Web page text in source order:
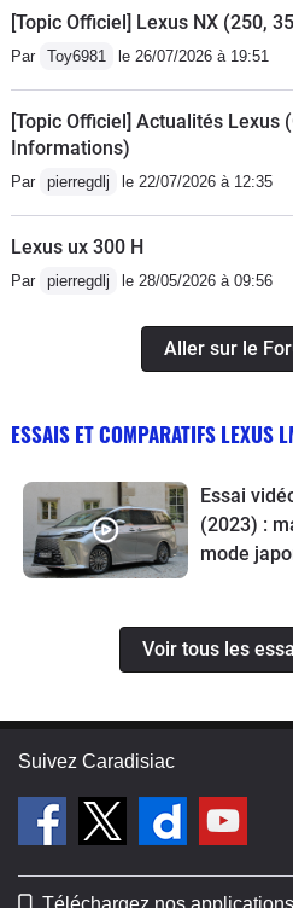
[Topic Officiel] Lexus NX (250,
Par Toy6981 le 26/07/2026 à 19:51
[Topic Officiel] Actualités Lexus
Informations)
Par pierregdlj le 22/07/2026 à 12:35
Lexus ux 300 H
Par pierregdlj le 28/05/2026 à 09:56
Aller sur le
ESSAIS ET COMPARATIFS LEXUS
Essai
(2023) :
mode
Voir tous les
Suivez Caradisiac